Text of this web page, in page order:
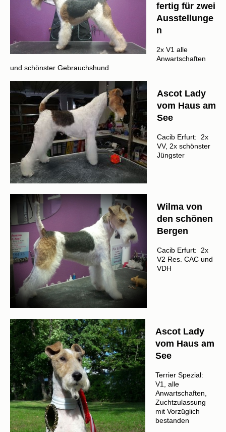
fertig für zwei
Ausstellunge
n
​2x V1 alle
Anwartschaften
und schönster Gebrauchshund
Ascot Lady
vom Haus am
See
Cacib Erfurt: 2x
VV, 2x schönster
Jüngster
Wilma von
den schönen
Bergen
Cacib Erfurt: 2x
V2 Res. CAC und
VDH
Ascot Lady
vom Haus am
See
Terrier Spezial:
V1, alle
Anwartschaften,
Zuchtzulassung
mit Vorzüglich
bestanden